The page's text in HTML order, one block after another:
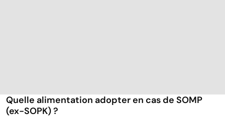
Quelle alimentation adopter en cas de SOMP
(ex-SOPK) ?